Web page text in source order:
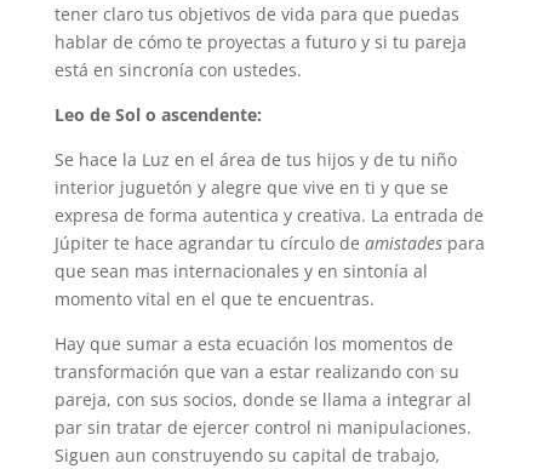
tener claro tus objetivos de vida para que puedas
hablar de cómo te proyectas a futuro y si tu pareja
está en sincronía con ustedes.
Leo de Sol o ascendente:
Se hace la Luz en el área de tus hijos y de tu niño
interior juguetón y alegre que vive en ti y que se
expresa de forma autentica y creativa. La entrada de
Júpiter te hace agrandar tu círculo de amistadespara
que sean mas internacionales y en sintonía al
momento vital en el que te encuentras.
Hay que sumar a esta ecuación los momentos de
transformación que van a estar realizando con su
pareja, con sus socios, donde se llama a integrar al
par sin tratar de ejercer control ni manipulaciones.
Siguen aun construyendo su capital de trabajo,